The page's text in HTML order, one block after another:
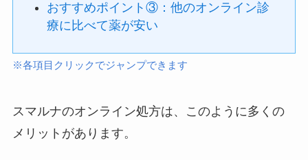
おすすめポイント③：他のオンライン診
療に比べて薬が安い
※各項目クリックでジャンプできます
スマルナのオンライン処方は、このように多くの
メリットがあります。